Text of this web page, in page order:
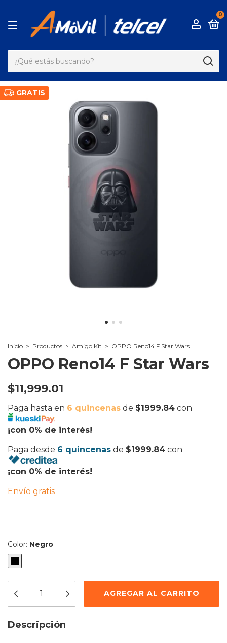
0
GRATIS
Inicio > Productos > Amigo Kit > OPPO Reno14 F Star Wars
OPPO Reno14 F Star Wars
$11,999.01
Paga hasta en 6 quincenas de $1999.84 con
¡con 0% de interés!
Paga desde 6 quincenas de $1999.84 con
¡con 0% de interés!
Envío gratis
Color: Negro
Descripción